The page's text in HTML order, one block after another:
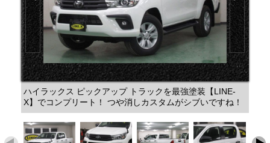
ハイラックス ピックアップ トラックを最強塗装【LINE-
X】でコンプリート！ つや消しカスタムがシブいですね！